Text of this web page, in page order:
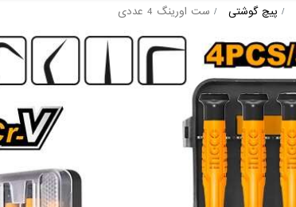
پیچ گوشتی ست اورینگ 4 عددی